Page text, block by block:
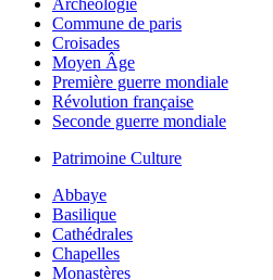
Archéologie
Commune de paris
Croisades
Moyen Âge
Première guerre mondiale
Révolution française
Seconde guerre mondiale
Patrimoine Culture
Abbaye
Basilique
Cathédrales
Chapelles
Monastères